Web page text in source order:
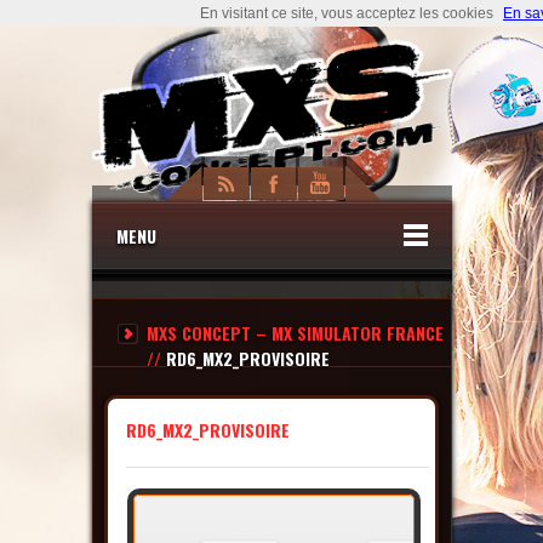
MENU
MXS CONCEPT – MX SIMULATOR FRANCE
// RD6_MX2_PROVISOIRE
RD6_MX2_PROVISOIRE
En visitant ce site, vous acceptez les cookies En